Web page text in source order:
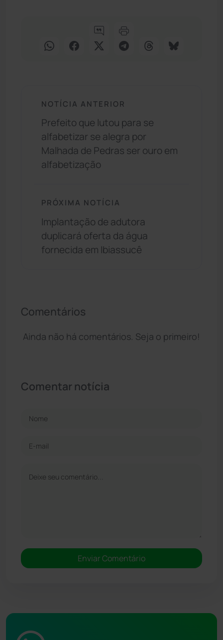
NOTÍCIA ANTERIOR
Prefeito que lutou para se
alfabetizar se alegra por
Malhada de Pedras ser ouro em
alfabetização
PRÓXIMA NOTÍCIA
Implantação de adutora
duplicará oferta da água
fornecida em Ibiassucê
Comentários
Ainda não há comentários. Seja o primeiro!
Comentar notícia